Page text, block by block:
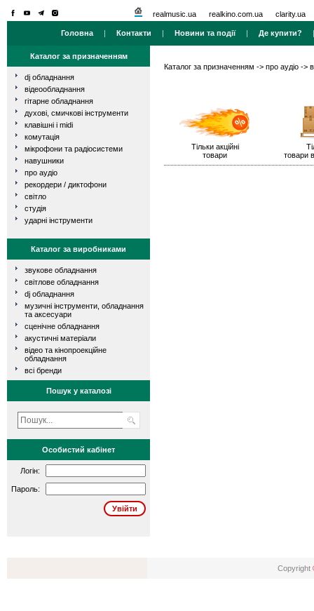
realmusic.ua realkino.com.ua clarity.ua
Головна | Контакти | Новини та події| Де купити?
Каталог за призначенням
dj обладнання
відеообладнання
гітарне обладнання
духові, смичкові інструменти
клавішні і midi
комутація
мікрофони та радіосистеми
навушники
про аудіо
рекордери / диктофони
світло
студія
ударні інструменти
Каталог за виробниками
звукове обладнання
світлове обладнання
dj обладнання
музичні інструменти, обладнання
та аксесуари
сценічне обладнання
акустичні матеріали
відео та кінопроекційне
обладнання
всі бренди
Пошук у каталозі
Особистий кабінет
Логін:
Пароль:
Каталог за призначенням -> про аудіо ->
Тільки акційні
товари
товари
Copyright